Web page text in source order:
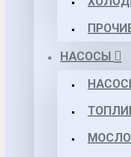
НАСОСЫ